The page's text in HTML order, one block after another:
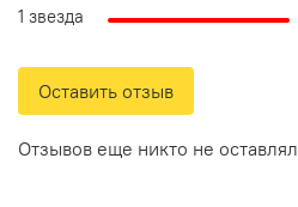
Отзывов еще никто не оставлял
1 звезда
Оставить отзыв